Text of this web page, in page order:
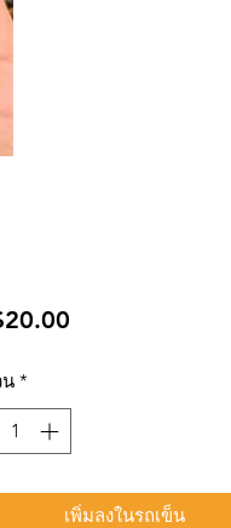
ราคา
*
เพิ่มลงในรถเข็น